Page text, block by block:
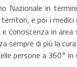
Nazionale in
e poi i medici
conoscenza in area
sempre di più la
persone a 360°